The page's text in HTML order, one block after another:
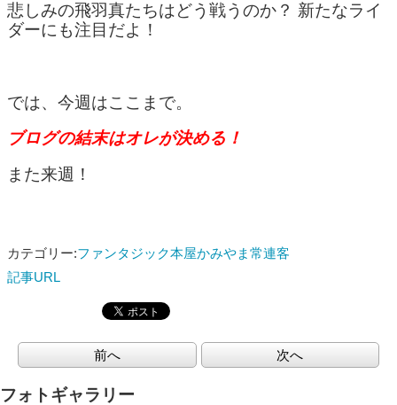
悲しみの飛羽真たちはどう戦うのか？ 新たなライ
ダーにも注目だよ！
では、今週はここまで。
ブログの結末はオレが決める！
また来週！
カテゴリー:ファンタジック本屋かみやま常連客
記事URL
前へ 次へ
フォトギャラリー